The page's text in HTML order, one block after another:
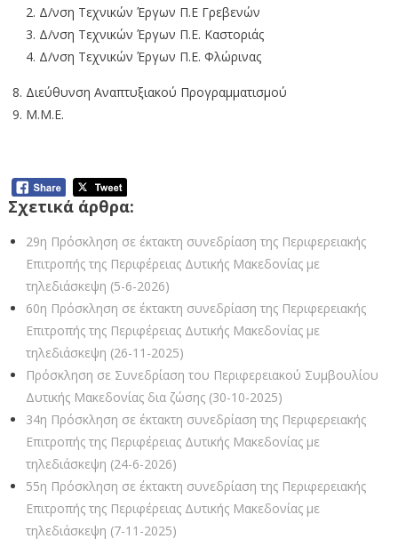
Δ/νση Τεχνικών Έργων Π.Ε Γρεβενών
Δ/νση Τεχνικών Έργων Π.Ε. Καστοριάς
Δ/νση Τεχνικών Έργων Π.Ε. Φλώρινας
Διεύθυνση Αναπτυξιακού Προγραμματισμού
Μ.Μ.Ε.
Σχετικά άρθρα:
29η Πρόσκληση σε έκτακτη συνεδρίαση της Περιφερειακής
Επιτροπής της Περιφέρειας Δυτικής Μακεδονίας με
τηλεδιάσκεψη (5-6-2026)
60η Πρόσκληση σε έκτακτη συνεδρίαση της Περιφερειακής
Επιτροπής της Περιφέρειας Δυτικής Μακεδονίας με
τηλεδιάσκεψη (26-11-2025)
Πρόσκληση σε Συνεδρίαση του Περιφερειακού Συμβουλίου
Δυτικής Μακεδονίας δια ζώσης (30-10-2025)
34η Πρόσκληση σε έκτακτη συνεδρίαση της Περιφερειακής
Επιτροπής της Περιφέρειας Δυτικής Μακεδονίας με
τηλεδιάσκεψη (24-6-2026)
55η Πρόσκληση σε έκτακτη συνεδρίαση της Περιφερειακής
Επιτροπής της Περιφέρειας Δυτικής Μακεδονίας με
τηλεδιάσκεψη (7-11-2025)